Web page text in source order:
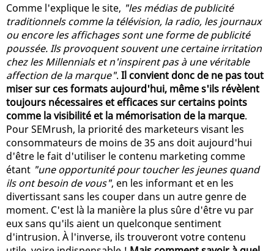
Comme l'explique le site, "les médias de publicité
traditionnels comme la télévision, la radio, les journaux
ou encore les affichages sont une forme de publicité
poussée. Ils provoquent souvent une certaine irritation
chez les Millennials et n'inspirent pas à une véritable
affection de la marque". Il convient donc de ne pas tout
miser sur ces formats aujourd'hui, même s'ils révèlent
toujours nécessaires et efficaces sur certains points
comme la visibilité et la mémorisation de la marque.
Pour SEMrush, la priorité des marketeurs visant les
consommateurs de moins de 35 ans doit aujourd'hui
d'être le fait d'utiliser le contenu marketing comme
étant "une opportunité pour toucher les jeunes quand
ils ont besoin de vous", en les informant et en les
divertissant sans les couper dans un autre genre de
moment. C'est là la manière la plus sûre d'être vu par
eux sans qu'ils aient un quelconque sentiment
d'intrusion. À l'inverse, ils trouveront votre contenu